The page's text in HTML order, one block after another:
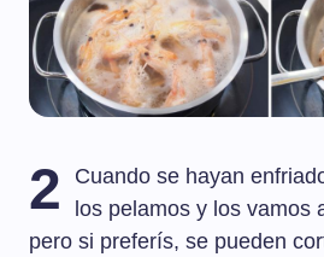
2
Cuando se hayan
los pelamos y los vamos
pero si preferís, se pueden